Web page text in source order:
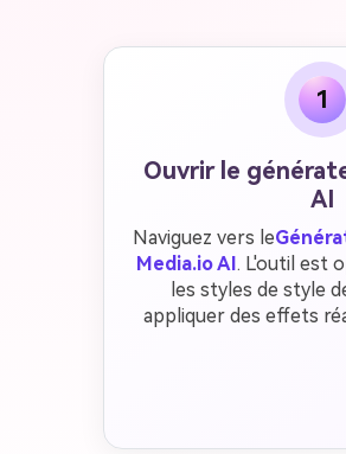
1
Ouvrir le
AI
Naviguez vers le
Media.io AI. L'outil est
les styles de style
appliquer des effets